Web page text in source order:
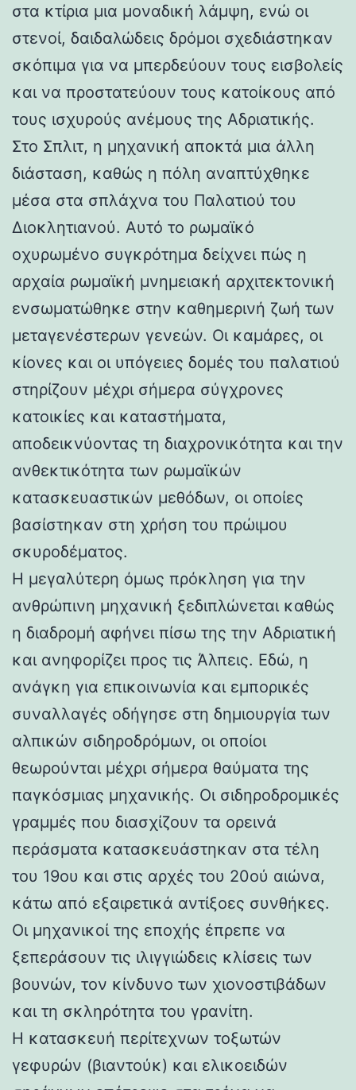
στα κτίρια μια μοναδική λάμψη, ενώ οι
στενοί, δαιδαλώδεις δρόμοι σχεδιάστηκαν
σκόπιμα για να μπερδεύουν τους εισβολείς
και να προστατεύουν τους κατοίκους από
τους ισχυρούς ανέμους της Αδριατικής.
Στο Σπλιτ, η μηχανική αποκτά μια άλλη
διάσταση, καθώς η πόλη αναπτύχθηκε
μέσα στα σπλάχνα του Παλατιού του
Διοκλητιανού. Αυτό το ρωμαϊκό
οχυρωμένο συγκρότημα δείχνει πώς η
αρχαία ρωμαϊκή μνημειακή αρχιτεκτονική
ενσωματώθηκε στην καθημερινή ζωή των
μεταγενέστερων γενεών. Οι καμάρες, οι
κίονες και οι υπόγειες δομές του παλατιού
στηρίζουν μέχρι σήμερα σύγχρονες
κατοικίες και καταστήματα,
αποδεικνύοντας τη διαχρονικότητα και την
ανθεκτικότητα των ρωμαϊκών
κατασκευαστικών μεθόδων, οι οποίες
βασίστηκαν στη χρήση του πρώιμου
σκυροδέματος.
Η μεγαλύτερη όμως πρόκληση για την
ανθρώπινη μηχανική ξεδιπλώνεται καθώς
η διαδρομή αφήνει πίσω της την Αδριατική
και ανηφορίζει προς τις Άλπεις. Εδώ, η
ανάγκη για επικοινωνία και εμπορικές
συναλλαγές οδήγησε στη δημιουργία των
αλπικών σιδηροδρόμων, οι οποίοι
θεωρούνται μέχρι σήμερα θαύματα της
παγκόσμιας μηχανικής. Οι σιδηροδρομικές
γραμμές που διασχίζουν τα ορεινά
περάσματα κατασκευάστηκαν στα τέλη
του 19ου και στις αρχές του 20ού αιώνα,
κάτω από εξαιρετικά αντίξοες συνθήκες.
Οι μηχανικοί της εποχής έπρεπε να
ξεπεράσουν τις ιλιγγιώδεις κλίσεις των
βουνών, τον κίνδυνο των χιονοστιβάδων
και τη σκληρότητα του γρανίτη.
Η κατασκευή περίτεχνων τοξωτών
γεφυρών (βιαντούκ) και ελικοειδών